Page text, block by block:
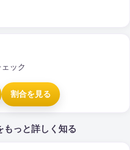
ック
割合を見る
もっと詳しく知る